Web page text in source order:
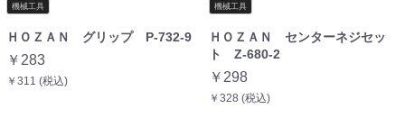
機械工具
ＨＯＺＡＮ グリップ P-732-9
￥283
￥311 (税込)
機械工具
ＨＯＺＡＮ センターネジセッ
ト Z-680-2
￥298
￥328 (税込)